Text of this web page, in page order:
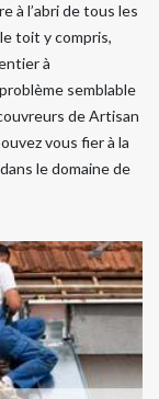
à l’abri de tous les
toit y compris,
à
semblable
de Artisan
vous fier à la
le domaine de